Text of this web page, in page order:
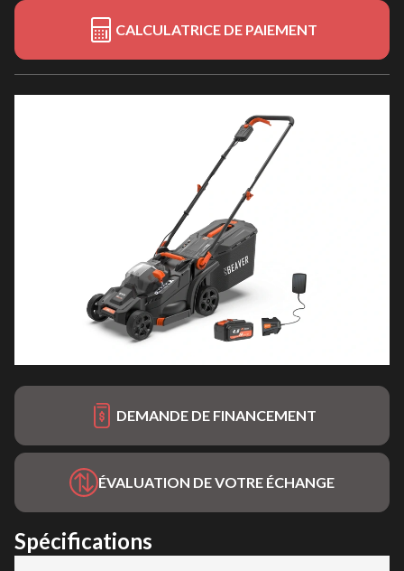
CALCULATRICE DE PAIEMENT
DEMANDE DE FINANCEMENT
ÉVALUATION DE VOTRE ÉCHANGE
Spécifications